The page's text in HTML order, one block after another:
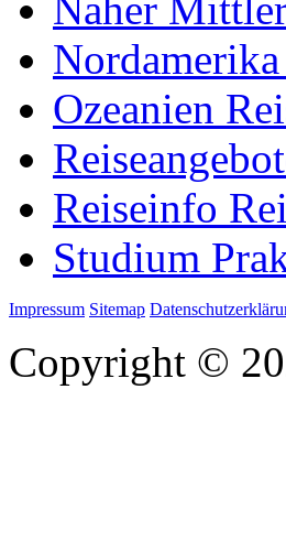
Ozeanien
Reiseinfo
Studium
Impressum Sitemap
Copyright ©